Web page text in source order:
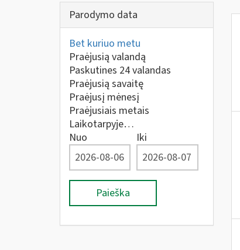
Parodymo data
Bet kuriuo metu
Praėjusią valandą
Paskutines 24 valandas
Praėjusią savaitę
Praėjusį mėnesį
Praėjusiais metais
Laikotarpyje…
Nuo
Iki
Paieška